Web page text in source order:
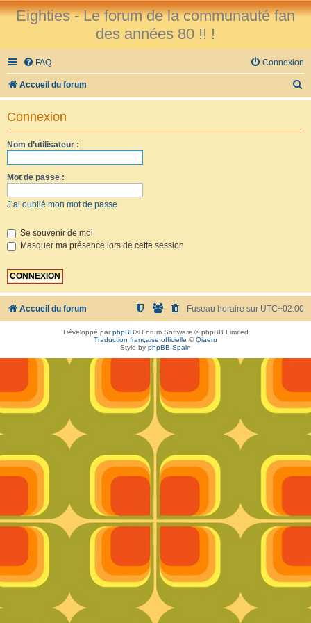
Eighties - Le forum de la communauté fan
des années 80 !! !
FAQ Connexion
Accueil du forum
e
Connexion
Nom d’utilisateur :
Mot de passe :
J’ai oublié mon mot de passe
Se souvenir de moi
Masquer ma présence lors de cette session
Accueil du forum Fuseau horaire sur UTC+02:00
Développé parphpBB® Forum Software © phpBB Limited
Traduction française officielle ©Qiaeru
Style by phpBB Spain